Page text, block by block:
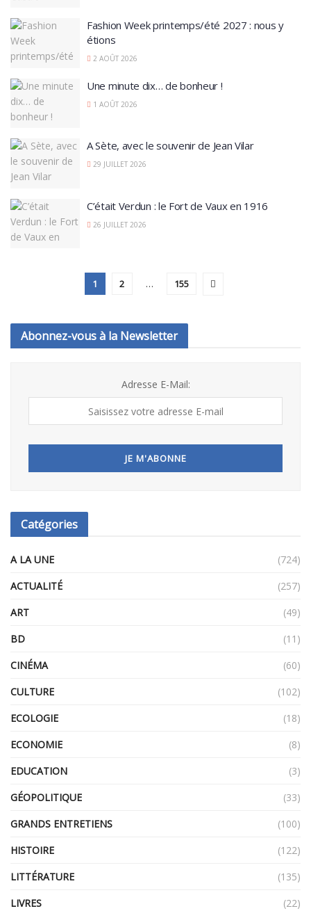
Fashion Week printemps/été 2027 : nous y
étions
2 AOÛT 2026
Une minute dix… de bonheur !
1 AOÛT 2026
A Sète, avec le souvenir de Jean Vilar
29 JUILLET 2026
C’était Verdun : le Fort de Vaux en 1916
26 JUILLET 2026
1 2 … 155
Abonnez-vous à la Newsletter
Adresse E-Mail:
Catégories
A LA UNE
(724)
ACTUALITÉ
(257)
ART
(49)
BD
(11)
CINÉMA
(60)
CULTURE
(102)
ECOLOGIE
(18)
ECONOMIE
(8)
EDUCATION
(3)
GÉOPOLITIQUE
(33)
GRANDS ENTRETIENS
(100)
HISTOIRE
(122)
LITTÉRATURE
(135)
LIVRES
(22)